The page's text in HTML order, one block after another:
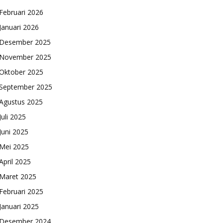
2026
2026
2025
2025
2025
2025
2025
2025
2025
2025
2025
2025
2025
2025